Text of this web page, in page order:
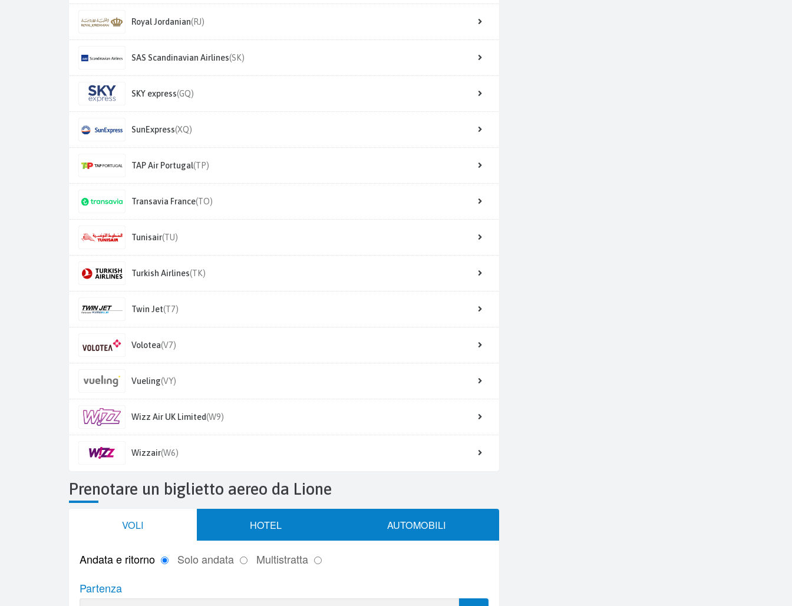
Royal Jordanian(RJ)
SAS Scandinavian Airlines(SK)
SKY express(GQ)
SunExpress(XQ)
TAP Air Portugal(TP)
Transavia France(TO)
Tunisair(TU)
Turkish Airlines(TK)
Twin Jet(T7)
Volotea(V7)
Vueling(VY)
Wizz Air UK Limited(W9)
Wizzair(W6)
Prenotare un biglietto aereo da Lione